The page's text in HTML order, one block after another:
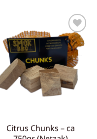
Toevoegen
aan
verlanglijst
Citrus Chunks – ca